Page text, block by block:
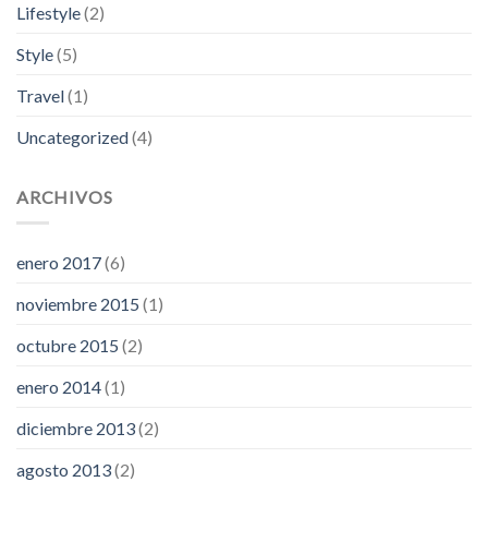
Lifestyle(2)
Style(5)
Travel(1)
Uncategorized(4)
ARCHIVOS
enero 2017(6)
noviembre 2015 (1)
octubre 2015 (2)
enero 2014(1)
diciembre 2013(2)
agosto 2013(2)